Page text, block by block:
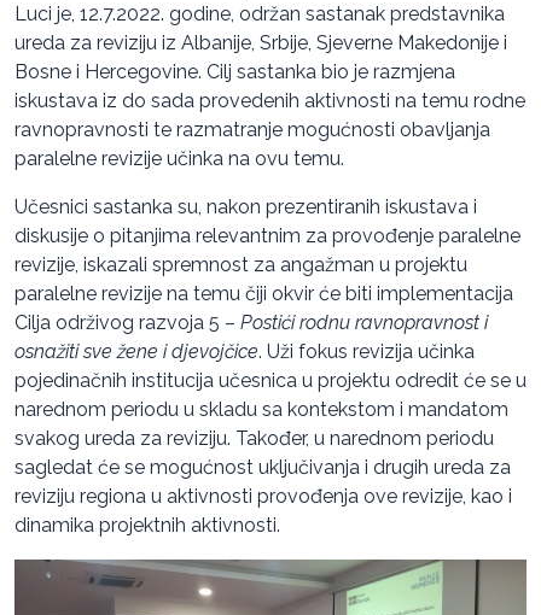
Luci je, 12.7.2022. godine, održan sastanak predstavnika
ureda za reviziju iz Albanije, Srbije, Sjeverne Makedonije i
Bosne i Hercegovine. Cilj sastanka bio je razmjena
iskustava iz do sada provedenih aktivnosti na temu rodne
ravnopravnosti te razmatranje mogućnosti obavljanja
paralelne revizije učinka na ovu temu.
Učesnici sastanka su, nakon prezentiranih iskustava i
diskusije o pitanjima relevantnim za provođenje paralelne
revizije, iskazali spremnost za angažman u projektu
paralelne revizije na temu čiji okvir će biti implementacija
Cilja održivog razvoja 5 – Postići rodnu ravnopravnost i
osnažiti sve žene i djevojčice. Uži fokus revizija učinka
pojedinačnih institucija učesnica u projektu odredit će se u
narednom periodu u skladu sa kontekstom i mandatom
svakog ureda za reviziju. Također, u narednom periodu
sagledat će se mogućnost uključivanja i drugih ureda za
reviziju regiona u aktivnosti provođenja ove revizije, kao i
dinamika projektnih aktivnosti.